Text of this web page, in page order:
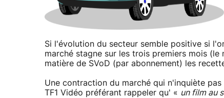
Si l'évolution du secteur semble positive si
marché stagne sur les trois premiers mois
matière de SVoD (par abonnement) les
Une contraction du marché qui n'inquiète
TF1 Vidéo préférant rappeler qu' « un film au